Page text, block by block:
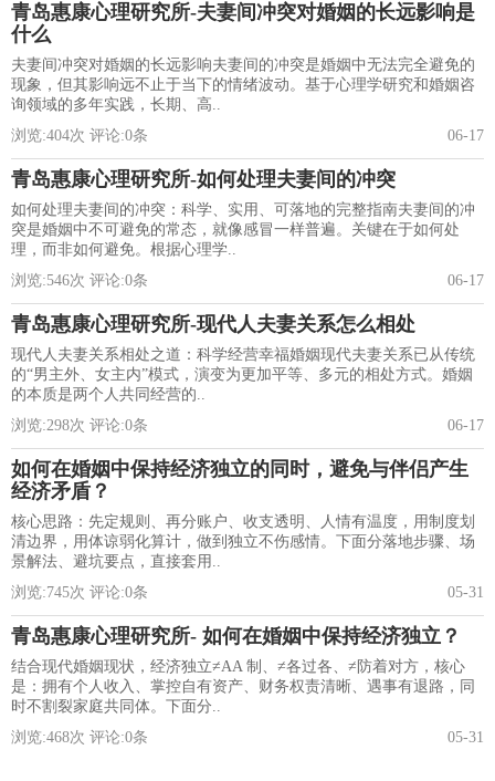
青岛惠康心理研究所-夫妻间冲突对婚姻的长远影响是
什么
夫妻间冲突对婚姻的长远影响夫妻间的冲突是婚姻中无法完全避免的
现象，但其影响远不止于当下的情绪波动。基于心理学研究和婚姻咨
询领域的多年实践，长期、高..
浏览:404次 评论:0条 06-17
青岛惠康心理研究所-如何处理夫妻间的冲突
如何处理夫妻间的冲突：科学、实用、可落地的完整指南夫妻间的冲
突是婚姻中不可避免的常态，就像感冒一样普遍。关键在于如何处
理，而非如何避免。根据心理学..
浏览:546次 评论:0条 06-17
青岛惠康心理研究所-现代人夫妻关系怎么相处
现代人夫妻关系相处之道：科学经营幸福婚姻现代夫妻关系已从传统
的“男主外、女主内”模式，演变为更加平等、多元的相处方式。婚姻
的本质是两个人共同经营的..
浏览:298次 评论:0条 06-17
如何在婚姻中保持经济独立的同时，避免与伴侣产生
经济矛盾？
核心思路：先定规则、再分账户、收支透明、人情有温度，用制度划
清边界，用体谅弱化算计，做到独立不伤感情。下面分落地步骤、场
景解法、避坑要点，直接套用..
浏览:745次 评论:0条 05-31
青岛惠康心理研究所- 如何在婚姻中保持经济独立？
结合现代婚姻现状，经济独立≠AA 制、≠各过各、≠防着对方，核心
是：拥有个人收入、掌控自有资产、财务权责清晰、遇事有退路，同
时不割裂家庭共同体。下面分..
浏览:468次 评论:0条 05-31